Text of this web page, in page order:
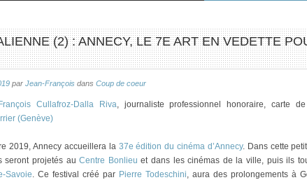
(2) : ANNECY, LE 7E ART EN VEDETTE
par Jean-François dans Coup de coeur
Cullafroz-Dalla Riva, journaliste professionnel honoraire, carte
(Genève)
2019, Annecy accueillera la 37e édition du cinéma d’Annecy. Dans cette
seront projetés auCentre Bonlieu et dans les cinémas de la ville, puis ils
Savoie. Ce festival créé par Pierre Todeschini, aura des prolongements à